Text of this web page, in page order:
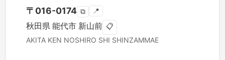
〒 016-0174 ⧉ 📍
秋田県 能代市 新山前 📋
AKITA KEN NOSHIRO SHI SHINZAMMAE